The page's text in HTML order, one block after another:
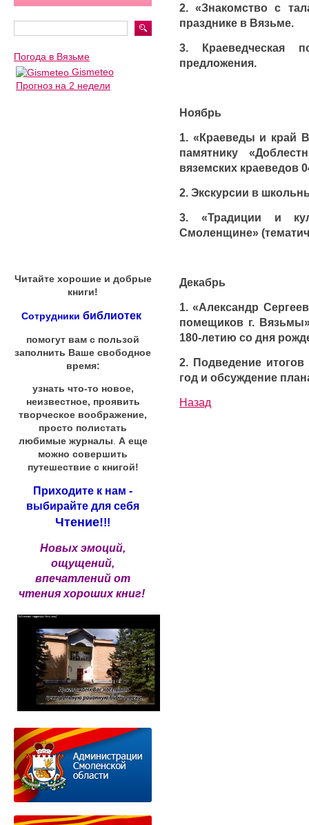
2. «Знакомство с
празднике в Вязьме.
3. Краеведческая
предложения.
Ноябрь
1. «Краеведы и край
памятнику
вяземских краеведов
2. Экскурсии в
3. «Традиции и
Смоленщине»
Декабрь
1. «Александр
помещиков г.
180-летию со дня
2. Подведение
год и обсуждение
Назад
Погода в Вязьме
Gismeteo
Прогноз на 2 недели
Читайте хорошие и добрые
книги!
Сотрудники библиотек
помогут вам с пользой
заполнить Ваше свободное
время:
узнать что-то новое,
неизвестное, проявить
творческое воображение,
просто полистать
любимые журналы А еще
можно совершить
путешествие с книгой!
Приходите к нам -
выбирайте для себя
Чтение!!!
Новых эмоций,
ощущений,
впечатлений от
чтения хороших книг!